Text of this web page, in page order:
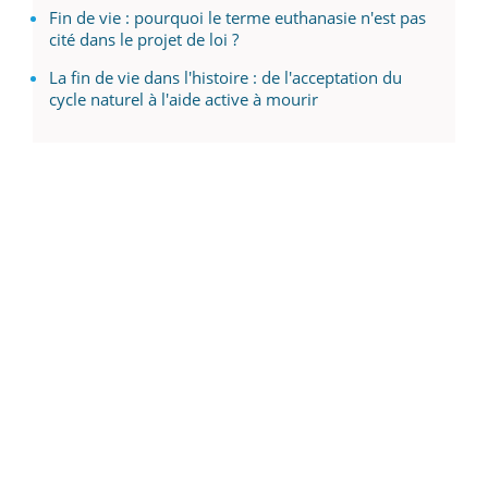
Fin de vie : pourquoi le terme euthanasie n'est pas
cité dans le projet de loi ?
La fin de vie dans l'histoire : de l'acceptation du
cycle naturel à l'aide active à mourir